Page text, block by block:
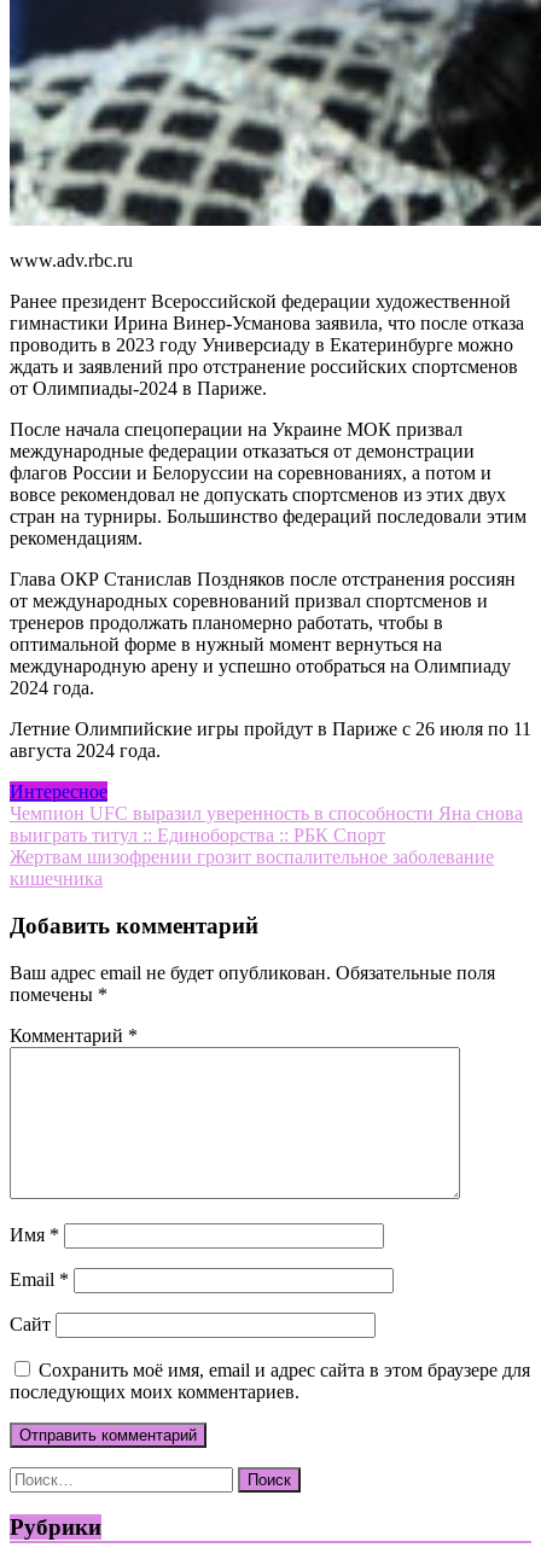
www.adv.rbc.ru
Ранее президент Всероссийской федерации художественной
гимнастики Ирина Винер-Усманова заявила, что после отказа
проводить в 2023 году Универсиаду в Екатеринбурге можно
ждать и заявлений про отстранение российских спортсменов
от Олимпиады-2024 в Париже.
После начала спецоперации на Украине МОК призвал
международные федерации отказаться от демонстрации
флагов России и Белоруссии на соревнованиях, а потом и
вовсе рекомендовал не допускать спортсменов из этих двух
стран на турниры. Большинство федераций последовали этим
рекомендациям.
Глава ОКР Станислав Поздняков после отстранения россиян
от международных соревнований призвал спортсменов и
тренеров продолжать планомерно работать, чтобы в
оптимальной форме в нужный момент вернуться на
международную арену и успешно отобраться на Олимпиаду
2024 года.
Летние Олимпийские игры пройдут в Париже с 26 июля по 11
августа 2024 года.
Интересное
Навигация
по
записям
Чемпион UFC выразил уверенность в способности Яна снова
выиграть титул :: Единоборства :: РБК Спорт
Жертвам шизофрении грозит воспалительное заболевание
кишечника
Добавить комментарий
Ваш адрес email не будет опубликован. Обязательные поля
помечены *
Комментарий *
Имя *
Email *
Сайт
Сохранить моё имя, email и адрес сайта в этом браузере для
последующих моих комментариев.
Найти:
Рубрики